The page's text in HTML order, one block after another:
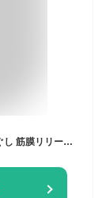
ZIREE フェイス ツボ押し棒 バネ式 美顔器 コリほぐし 筋膜リリース フェイスライン クマ 目元ケア 表情筋 リフトアップ 静音設計 フェイス 耳ツボ押し棒 男女兼用 (ブルー)